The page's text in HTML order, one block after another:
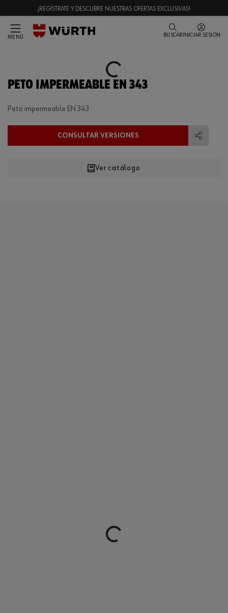
¡REGÍSTRATE Y DESCUBRE NUESTRAS OFERTAS EXCLUSIVAS!
MENÚ BUSCAR INICIAR SESIÓN
Loading...
PETO IMPERMEABLE EN 343
Peto impermeable EN 343
CONSULTAR VERSIONES
Ver catálogo